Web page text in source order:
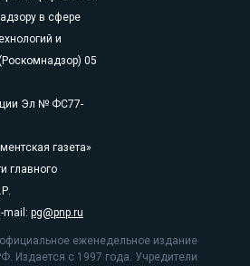
в сфере
и
05
Эл № ФС77-
газета»
главного
mail: pg@pnp.ru
официальное еженедельное издание
Издается с 1997 года. Учредители